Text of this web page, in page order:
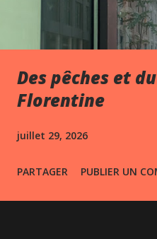
Des pêches et
Florentine
juillet 29, 2026
PARTAGER PUBLIER UN